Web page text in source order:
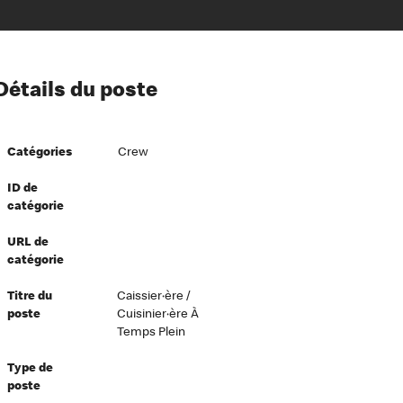
à l’égard de nos employés
directeurs
équité et inclusion
au travail
du poste
Catégories Crew
ID de
catégorie
URL de
catégorie
Titre du
poste
Caissier·ère /
Cuisinier·ère À
Temps Plein
Type de
poste